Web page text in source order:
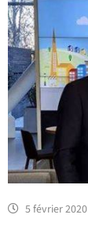
5 février 2020